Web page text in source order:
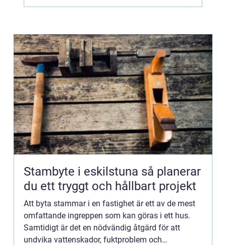
Stambyte i eskilstuna så planerar
du ett tryggt och hållbart projekt
Att byta stammar i en fastighet är ett av de mest
omfattande ingreppen som kan göras i ett hus.
Samtidigt är det en nödvändig åtgärd för att
undvika vattenskador, fuktproblem och